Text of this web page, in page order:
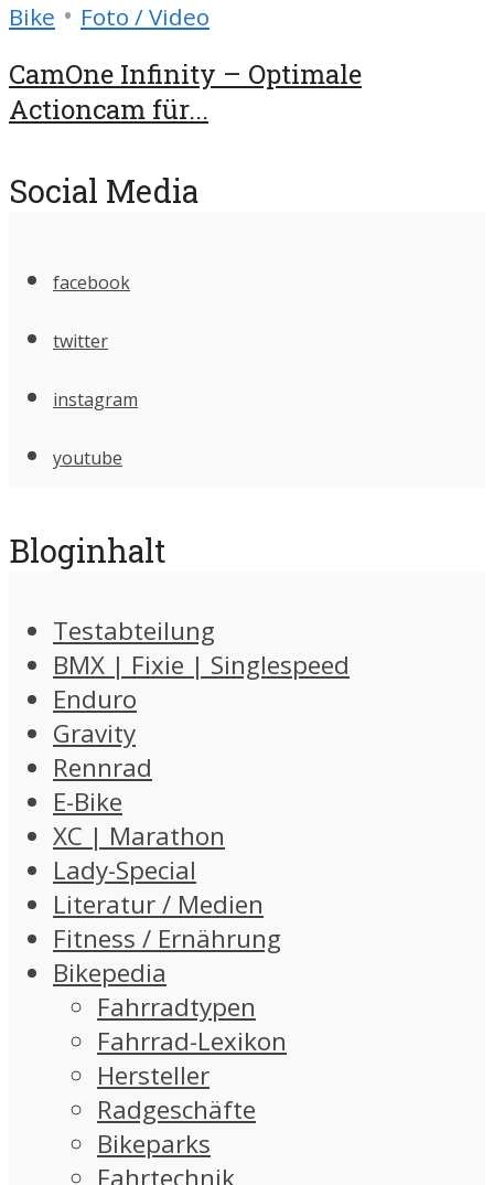
Bike • Foto / Video
CamOne Infinity – Optimale
Actioncam für...
Social Media
facebook
twitter
instagram
youtube
Bloginhalt
Testabteilung
BMX | Fixie | Singlespeed
Enduro
Gravity
Rennrad
E-Bike
XC | Marathon
Lady-Special
Literatur / Medien
Fitness / Ernährung
Bikepedia
Fahrradtypen
Fahrrad-Lexikon
Hersteller
Radgeschäfte
Bikeparks